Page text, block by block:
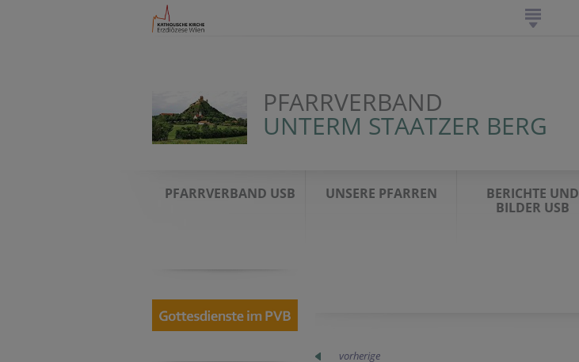
PFARRVERBAND
UNTERM STAATZER BERG
PFARRVERBAND USB UNSERE PFARREN
BERICHTE UND
BILDER USB
vorherige